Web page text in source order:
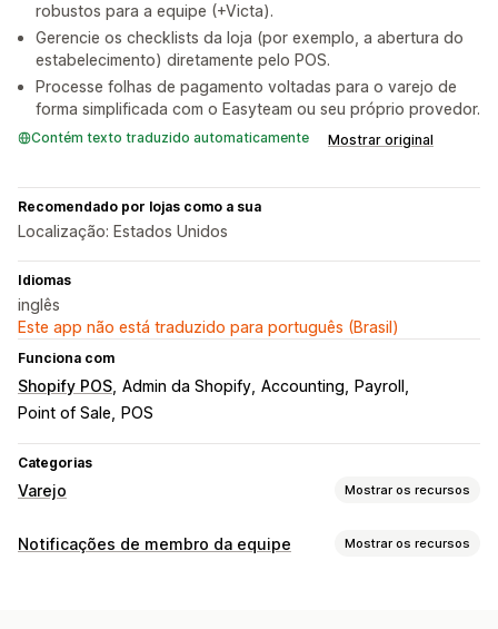
robustos para a equipe (+Victa).
Gerencie os checklists da loja (por exemplo, a abertura do
estabelecimento) diretamente pelo POS.
Processe folhas de pagamento voltadas para o varejo de
forma simplificada com o Easyteam ou seu próprio provedor.
Contém texto traduzido automaticamente Mostrar original
Recomendado por lojas como a sua
Localização: Estados Unidos
Idiomas
inglês
Este app não está traduzido para português (Brasil)
Funciona com
Shopify POS Admin da Shopify Accounting
Payroll
Point of Sale
POS
Categorias
Varejo Mostrar os recursos
POS
Notificações de membro da equipe Mostrar os recursos